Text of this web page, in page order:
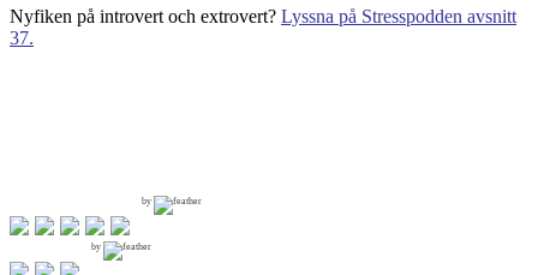
Nyfiken på introvert och extrovert? Lyssna på Stresspodden avsnitt
37.
by
by